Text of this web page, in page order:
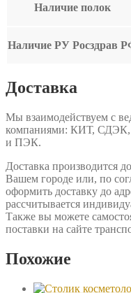
Наличие полок
Наличие РУ Росздрав
Доставка
Мы взаимодействуем с
компаниями: КИТ, СДЭК,
и ПЭК.
Доставка производится
Вашем городе или, по
оформить доставку до
рассчитывается
Также вы можете
поставки на сайте
Похожие